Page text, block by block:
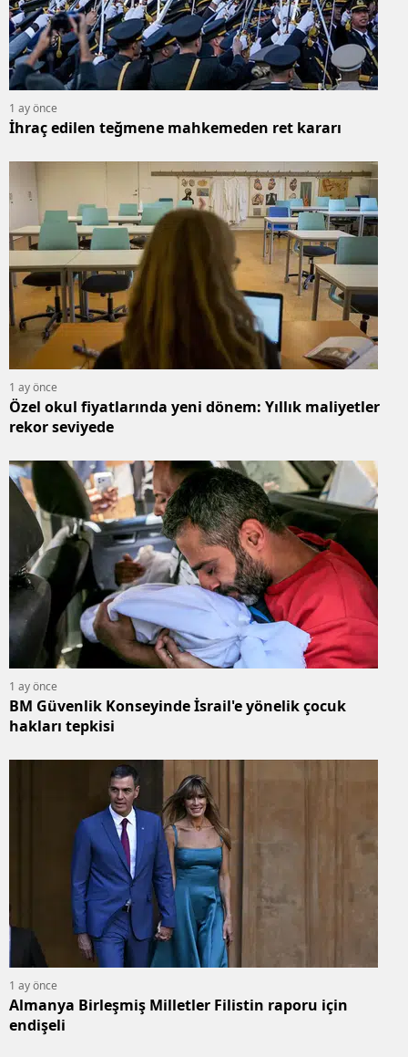
1 ay önce
İhraç edilen teğmene mahkemeden ret kararı
1 ay önce
Özel okul fiyatlarında yeni dönem: Yıllık maliyetler
rekor seviyede
1 ay önce
BM Güvenlik Konseyinde İsrail'e yönelik çocuk
hakları tepkisi
1 ay önce
Almanya Birleşmiş Milletler Filistin raporu için
endişeli